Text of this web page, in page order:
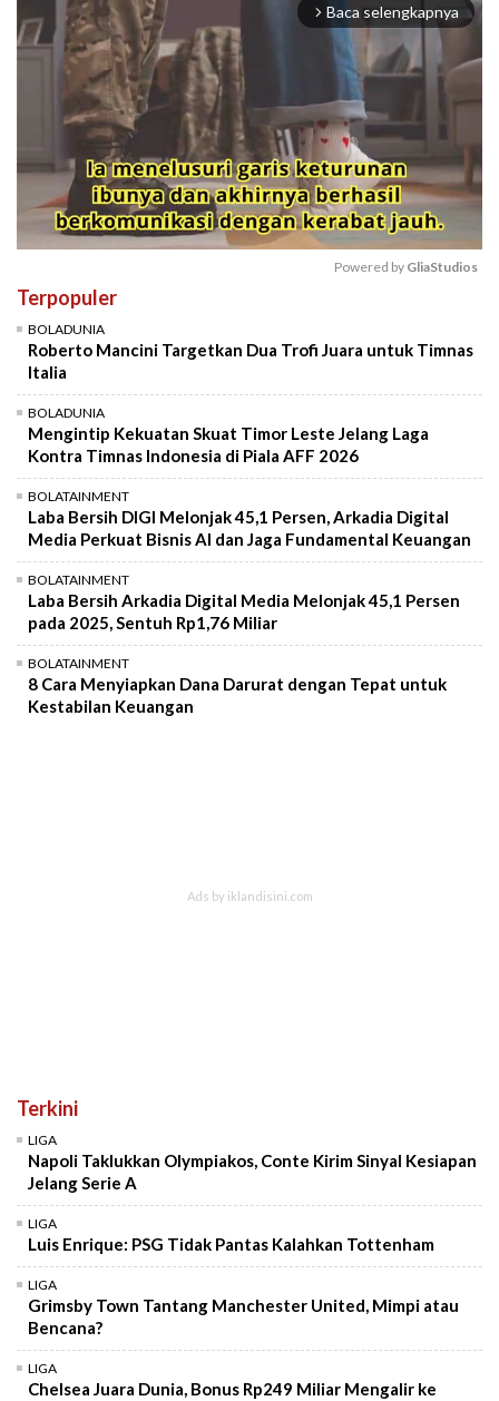
arrow_forward_ios Baca selengkapnya
Powered by GliaStudios
Terpopuler
BOLADUNIA
Roberto Mancini Targetkan Dua Trofi Juara untuk Timnas
Italia
BOLADUNIA
Mengintip Kekuatan Skuat Timor Leste Jelang Laga
Kontra Timnas Indonesia di Piala AFF 2026
BOLATAINMENT
Laba Bersih DIGI Melonjak 45,1 Persen, Arkadia Digital
Media Perkuat Bisnis AI dan Jaga Fundamental Keuangan
BOLATAINMENT
Laba Bersih Arkadia Digital Media Melonjak 45,1 Persen
pada 2025, Sentuh Rp1,76 Miliar
BOLATAINMENT
8 Cara Menyiapkan Dana Darurat dengan Tepat untuk
Kestabilan Keuangan
Terkini
LIGA
Napoli Taklukkan Olympiakos, Conte Kirim Sinyal Kesiapan
Jelang Serie A
LIGA
Luis Enrique: PSG Tidak Pantas Kalahkan Tottenham
LIGA
Grimsby Town Tantang Manchester United, Mimpi atau
Bencana?
LIGA
Chelsea Juara Dunia, Bonus Rp249 Miliar Mengalir ke